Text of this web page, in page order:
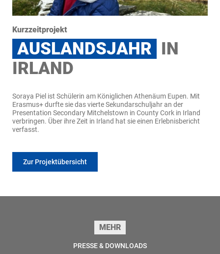
Kurzzeitprojekt
AUSLANDSJAHR IN
IRLAND
Soraya Piel ist Schülerin am Königlichen Athenäum Eupen. Mit
Erasmus+ durfte sie das vierte Sekundarschuljahr an der
Presentation Secondary Mitchelstown in County Cork in Irland
verbringen. Über ihre Zeit in Irland hat sie einen Erlebnisbericht
verfasst.
Zur Projektübersicht
MEHR
PRESSE & DOWNLOADS